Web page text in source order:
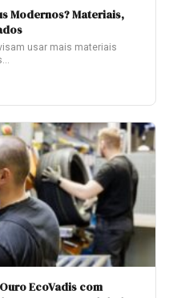
Modernos? Materiais,
usar mais materiais
EcoVadis com